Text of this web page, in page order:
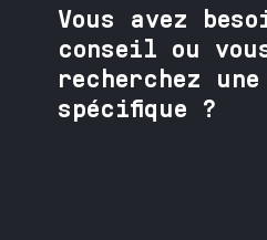
Vous avez
conseil ou
recherchez
spécifique ?